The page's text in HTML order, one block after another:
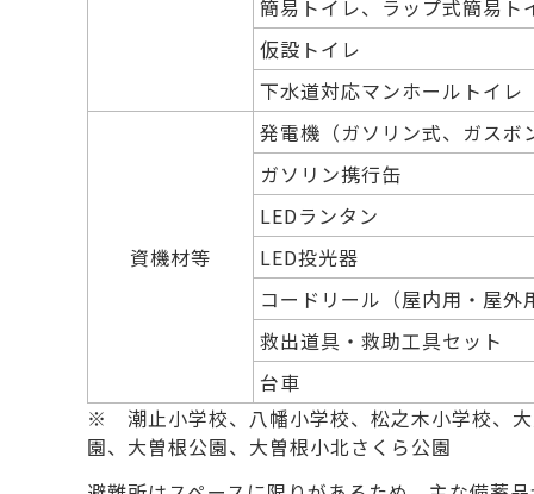
簡易トイレ、ラップ式簡易
仮設トイレ
下水道対応マンホールトイレ
資機材等
発電機（ガソリン式、ガス
ガソリン携行缶
LEDランタン
LED投光器
コードリール（屋内用・屋外
救出道具・救助工具セット
台車
※ 潮止小学校、八幡小学校、松之木小学校、
園、大曽根公園、大曽根小北さくら公園